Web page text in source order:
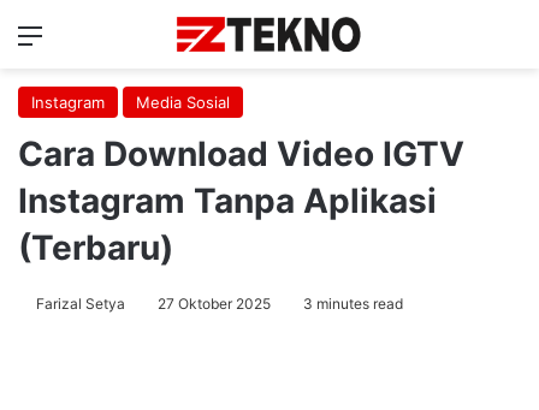
Menu
Instagram Media Sosial
Cara Download Video IGTV
Instagram Tanpa Aplikasi
(Terbaru)
Farizal Setya 27 Oktober 2025 3 minutes read